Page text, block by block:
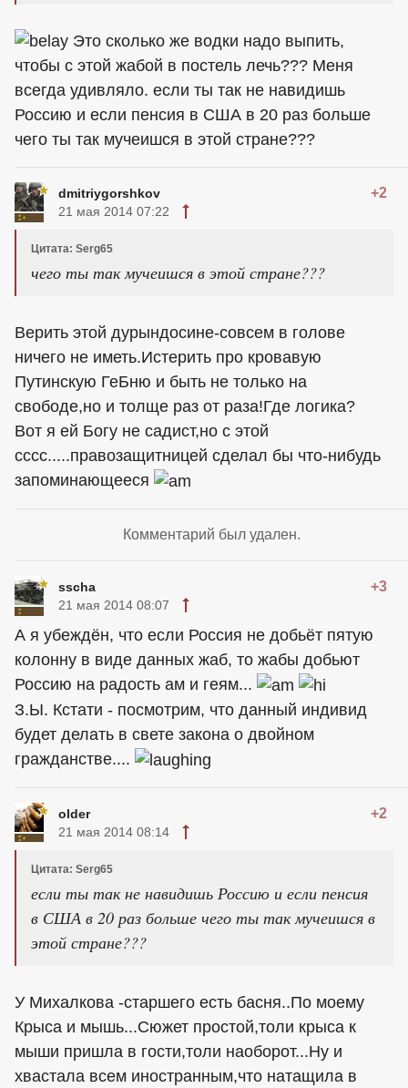
Это сколько же водки надо выпить,
чтобы с этой жабой в постель лечь??? Меня
всегда удивляло. если ты так не навидишь
Россию и если пенсия в США в 20 раз больше
чего ты так мучеишся в этой стране???
dmitriygorshkov +2
21 мая 2014 07:22
Цитата: Serg65
чего ты так мучеишся в этой стране???
Верить этой дурындосине-совсем в голове
ничего не иметь.Истерить про кровавую
Путинскую ГеБню и быть не только на
свободе,но и толще раз от раза!Где логика?
Вот я ей Богу не садист,но с этой
сссс.....правозащитницей сделал бы что-нибудь
запоминающееся
Комментарий был удален.
sscha +3
21 мая 2014 08:07
А я убеждён, что если Россия не добьёт пятую
колонну в виде данных жаб, то жабы добьют
Россию на радость ам и геям...
З.Ы. Кстати - посмотрим, что данный индивид
будет делать в свете закона о двойном
гражданстве....
older +2
21 мая 2014 08:14
Цитата: Serg65
если ты так не навидишь Россию и если пенсия
в США в 20 раз больше чего ты так мучеишся в
этой стране???
У Михалкова -старшего есть басня..По моему
Крыса и мышь...Сюжет простой,толи крыса к
мыши пришла в гости,толи наоборот...Ну и
хвастала всем иностранным,что натащила в